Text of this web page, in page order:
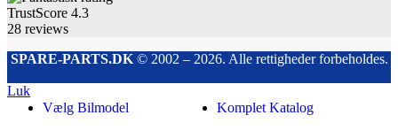
TrustScore 4.3
28 reviews
SPARE-PARTS.DK© 2002 – 2026. Alle rettigheder forbeholdes.
Luk
Komplet Katalog
Vælg Bilmodel